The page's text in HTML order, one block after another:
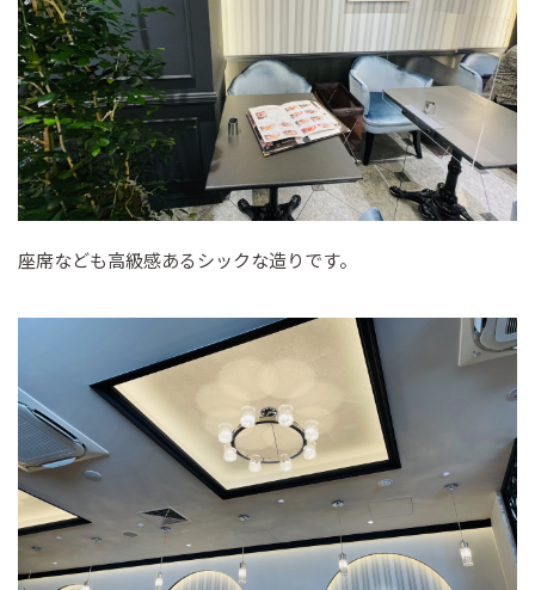
座席なども高級感あるシックな造りです。